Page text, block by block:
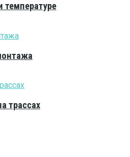
температуре
трассах